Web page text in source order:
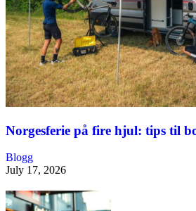
Norgesferie på fire hjul: tips til
Blogg
July 17, 2026